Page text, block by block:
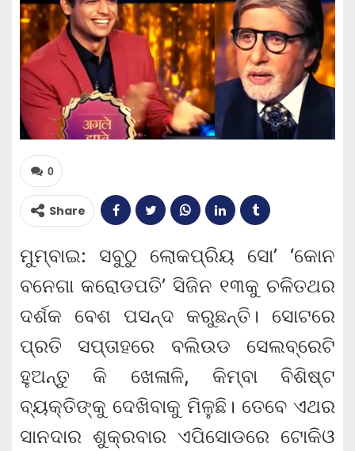
0
Share
ମୁମ୍ବାଇ: ସବୁଠୁ ଲୋକପ୍ରିୟ ସୋ’ ‘କୋନ
ବନେଗା କରୋଡପତି’ ସିଜିନ ୧୩କୁ ଚଳିତଥର
ଦର୍ଶକ ବେଶ ପସନ୍ଦ କରୁଛନ୍ତି। ସୋଟରେ
ପ୍ରତି ସପ୍ତାହରେ ବଲିଉଡ ସେଲବ୍ରେଟି
ହୁଅନ୍ତୁ କି ଖେଳାଳି, କିମ୍ବା ବିଶିଷ୍ଟ
ବ୍ୟକ୍ତିଙ୍କୁ ଦେଖିବାକୁ ମିଳୁଛି। ତେବେ ଏଥର
ସାନଦାର ଶୁକ୍ରବାର ଏପିସୋଡରେ ଟୋକିଓ